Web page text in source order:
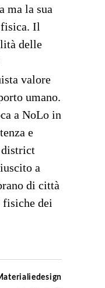
ma la sua
fisica. Il
delle
valore
umano.
a NoLo in
e
a
di città
dei